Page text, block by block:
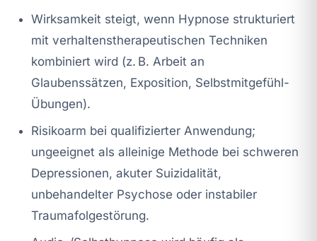
Wirksamkeit steigt, wenn Hypnose strukturiert
mit verhaltenstherapeutischen Techniken
kombiniert wird (z. B. Arbeit an
Glaubenssätzen, Exposition, Selbstmitgefühl-
Übungen).
Risikoarm bei qualifizierter Anwendung;
ungeeignet als alleinige Methode bei schweren
Depressionen, akuter Suizidalität,
unbehandelter Psychose oder instabiler
Traumafolgestörung.